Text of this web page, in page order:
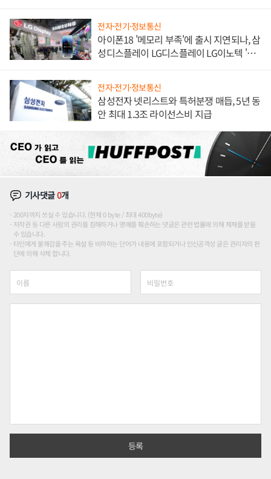
전자·전기·정보통신
아이폰18 '메모리 부족'에 출시 지연되나, 삼
성디스플레이 LG디스플레이 LG이노텍 '탈
전자·전기·정보통신
삼성전자 넷리스트와 특허분쟁 매듭, 5년 동
안 최대 1.3조 라이선스비 지급
기사댓글0개
200자까지 쓰실 수 있습니다. (현재 0 byte / 최대 400byte)
저작권 등 다른 사람의 권리를 침해하거나 명예를 훼손하는 댓글은 관련 법률에 의해 제재를 받을
수 있습니다.
타인에게 불쾌감을 주는 욕설 등 비하하는 단어가 내용에 포함되거나 인신공격성 글은 관리자의 판
단에 의해 삭제 합니다.